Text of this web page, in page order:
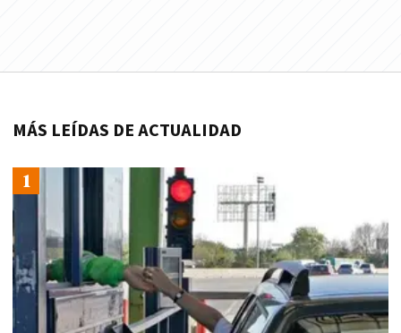
MÁS LEÍDAS DE ACTUALIDAD